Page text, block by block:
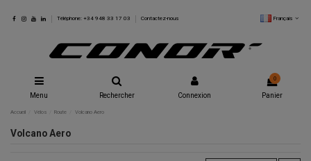
Téléphone: +34 948 33 17 03 Contactez-nous Français
Menu Rechercher Connexion
0
Panier
Accueil Vélos Route Volcano Aero
Volcano Aero